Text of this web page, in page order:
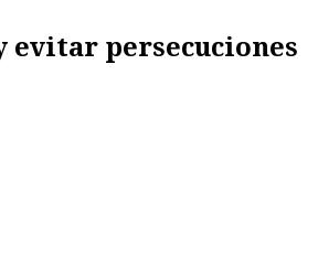
evitar persecuciones